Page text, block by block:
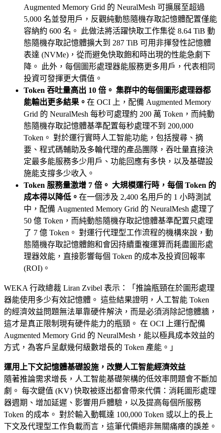
Augmented Memory Grid 的 NeuralMesh 可擴展至超過
5,000 名並發用戶，反觀純動態隨機存取記憶體配置僅能
容納約 600 名。 此做法將活躍快取工作集從 8.64 TiB 動
態隨機存取記憶體擴大到 287 TiB 可用非揮發性記憶體
表達 (NVMe)，從而避免快取飽和時出現的性能急劇下
降。 此外，每個圖形處理器能服務更多用戶，代表相同
投資可發揮更大價值。
Token 吞吐量高出 10 倍。 集群中的每個圖形處理器都
能輸出更多結果。 在 OCI 上，配備 Augmented Memory
Grid 的 NeuralMesh 每秒可處理約 200 萬 Token，而純動
態隨機存取記憶體基準配置每秒處理不到 200,000
Token。 對於運行實時人工智能功能，包括搜尋、摘
要、程式碼輔助及多輪代理的產品團隊，吞吐量直接決
定最多能服務多少用戶、功能回應有多快，以及基礎設
施能支撐多少收入。
Token 服務量激增 7 倍。 大規模運行時，每個 Token 的
成本得以降低。 在一個涉及 2,400 名用戶的 1 小時測試
中，配備 Augmented Memory Grid 的 NeuralMesh 處理了
50 億 Token，而純動態隨機存取記憶體基準配置只處理
了 7 億 Token。 對運行代理型工作流程的機構來說，動
態隨機存取記憶體飽和會因持續重複運算而耗盡圖形處
理器效能，直接影響每個 Token 的成本及投資回報率
(ROI)。
WEKA 行政總裁 Liran Zvibel 表示：「推論瓶頸在於圖形處理
器能使用多少有效記憶體。 這些結果證明，人工智能 Token
的經濟效益問題無法單靠硬件解決，而是必須消除記憶體牆，
這才是真正限制現有硬件能力的瓶頸。 在 OCI 上運行配備
Augmented Memory Grid 的 NeuralMesh，能以極具成本效益的
方式，為客戶呈獻幾何級數增長的 Token 產能。」
運用上下文記憶體基礎設施，改變人工智能經濟效益
隨著推論需求增長，人工智能基礎架構的低效率問題會不斷加
劇。 每次鍵值 (KV) 快取被逐出都會帶來代價：消耗圖形處理
器週期、增加延遲、影響用戶體驗，以及提高每個所服務
Token 的成本。 對於輸入動輒達 100,000 Token 或以上的長上
下文及代理型工作負載而言，這筆代價絕非無關痛癢的誤差。